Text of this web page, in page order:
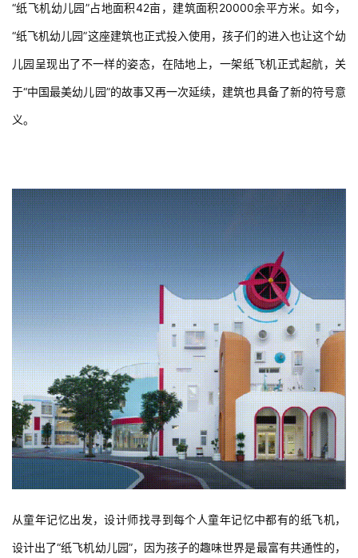
“纸飞机幼儿园”占地面积42亩，建筑面积20000余平方米。如今，
“纸飞机幼儿园”这座建筑也正式投入使用，孩子们的进入也让这个幼
儿园呈现出了不一样的姿态，在陆地上，一架纸飞机正式起航，关
于“中国最美幼儿园”的故事又再一次延续，建筑也具备了新的符号意
义。
从童年记忆出发，设计师找寻到每个人童年记忆中都有的纸飞机，
设计出了“纸飞机幼儿园”，因为孩子的趣味世界是最富有共通性的，